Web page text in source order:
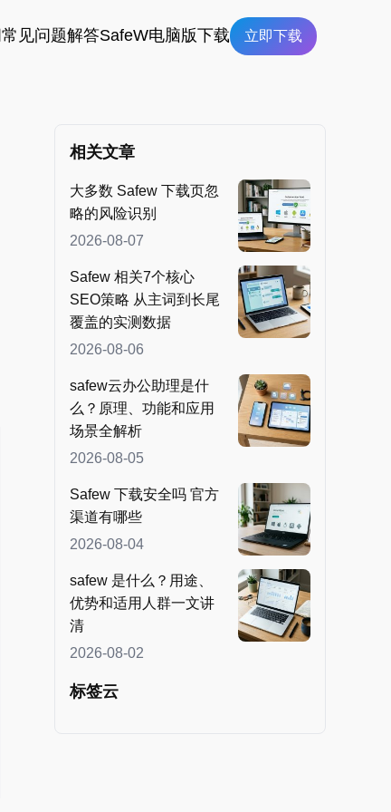
常见问题解答SafeW电脑版下载 立即下载
相关文章
大多数 Safew 下载页忽
略的风险识别
2026-08-07
Safew 相关7个核心
SEO策略 从主词到长尾
覆盖的实测数据
2026-08-06
safew云办公助理是什
么？原理、功能和应用
场景全解析
2026-08-05
Safew 下载安全吗 官方
渠道有哪些
2026-08-04
safew 是什么？用途、
优势和适用人群一文讲
清
2026-08-02
标签云